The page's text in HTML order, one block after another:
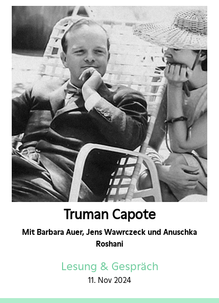
Truman Capote
Mit Barbara Auer, Jens Wawrczeck und Anuschka
Roshani
Lesung & Gespräch
11. Nov 2024